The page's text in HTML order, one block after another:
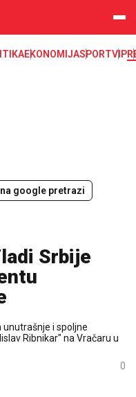
EKONOMIJASPORTVIP
google pretrazi
Srbije
unutrašnje i spoljne
Ribnikar" na Vračaru u
0